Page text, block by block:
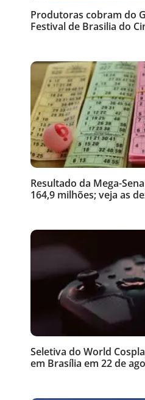
Produtoras cobram do
Festival de Brasilia do
Resultado da Mega-
164,9 milhões; veja as
Seletiva do World
em Brasília em 22 de